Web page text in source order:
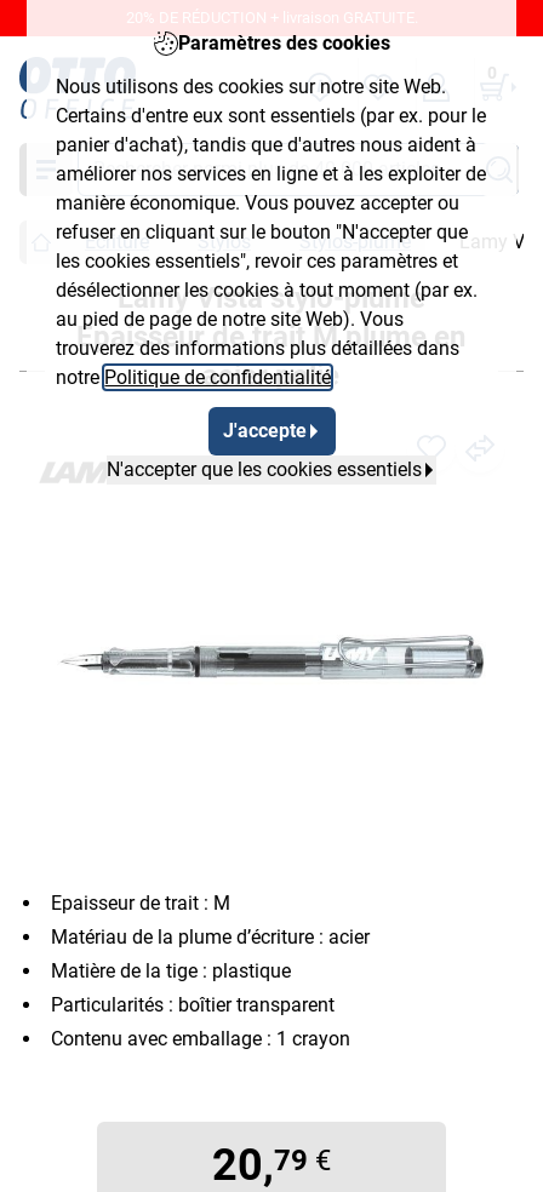
Paramètres des cookies
Nous utilisons des cookies sur notre site Web.
Certains d'entre eux sont essentiels (par ex. pour le
panier d'achat), tandis que d'autres nous aident à
améliorer nos services en ligne et à les exploiter de
manière économique. Vous pouvez accepter ou
refuser en cliquant sur le bouton "N'accepter que
les cookies essentiels", revoir ces paramètres et
désélectionner les cookies à tout moment (par ex.
au pied de page de notre site Web). Vous
trouverez des informations plus détaillées dans
notre Politique de confidentialité.
J'accepte
N'accepter que les cookies essentiels
20% DE RÉDUCTION + livraison GRATUITE.
0
Chercher
Écriture Stylos Stylos-plume Lamy
Lamy Vista stylo-plume
Epaisseur de trait M plume en
acier polie
Epaisseur de trait : M
Matériau de la plume d’écriture : acier
Matière de la tige : plastique
Particularités : boîtier transparent
Contenu avec emballage : 1 crayon
20,79 €